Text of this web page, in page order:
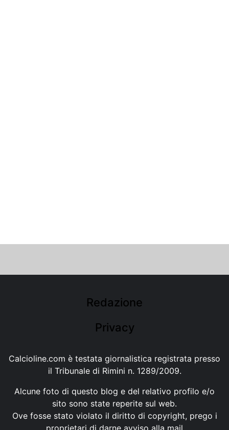
Redazione
Privacy
Calcioline.com è testata giornalistica registrata presso
il Tribunale di Rimini n. 1289/2009.
Alcune foto di questo blog e del relativo profilo e/o
sito sono state reperite sul web.
Ove fosse stato violato il diritto di copyright, prego i